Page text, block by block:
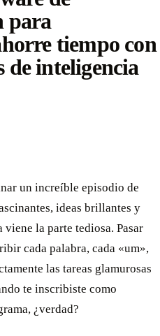
para
tiempo con
de inteligencia
un increíble episodio de
ideas brillantes y
la parte tediosa. Pasar
cada palabra, cada «um»,
las tareas glamurosas
te inscribiste como
¿verdad?